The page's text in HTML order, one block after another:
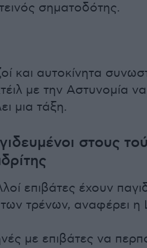
σηματοδότης.
και αυτοκίνητα
με την Αστυνομία
μια τάξη.
στους
επιβάτες έχουν
των τρένων, αναφέρει
με επιβάτες να